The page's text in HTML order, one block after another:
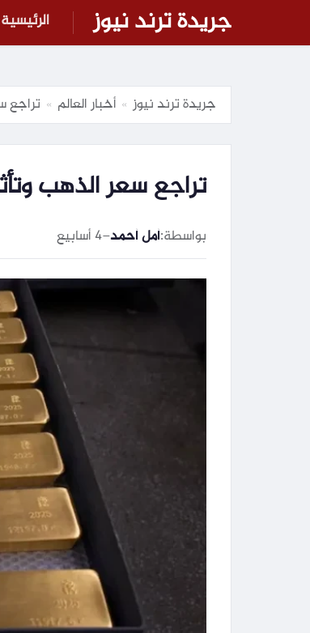
جريدة ترند نيوز الرئيسية
جريدة ترند نيوز » أخبار العالم » تراجع
تراجع سعر الذهب
بواسطة:أمل أحمد–4 أسابيع